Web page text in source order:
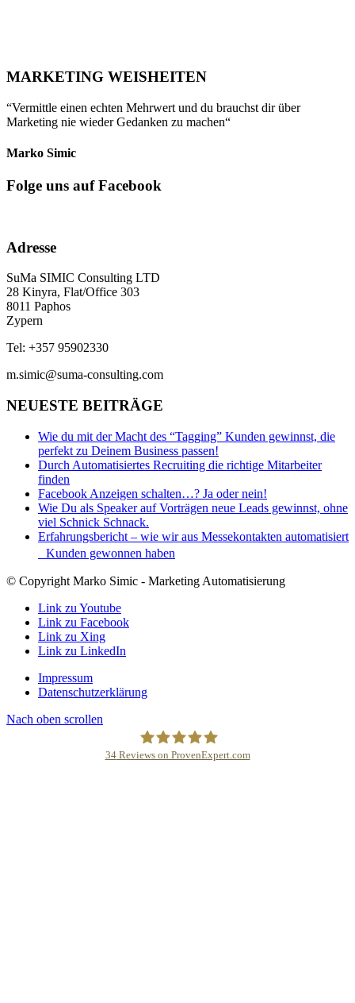
MARKETING WEISHEITEN
“Vermittle einen echten Mehrwert und du brauchst dir über
Marketing nie wieder Gedanken zu machen“
Marko Simic
Folge uns auf Facebook
Adresse
SuMa SIMIC Consulting LTD
28 Kinyra, Flat/Office 303
8011 Paphos
Zypern
Tel: +357 95902330
m.simic@suma-consulting.com
NEUESTE BEITRÄGE
Wie du mit der Macht des “Tagging” Kunden gewinnst, die
perfekt zu Deinem Business passen!
Durch Automatisiertes Recruiting die richtige Mitarbeiter
finden
Facebook Anzeigen schalten…? Ja oder nein!
Wie Du als Speaker auf Vorträgen neue Leads gewinnst, ohne
viel Schnick Schnack.
Erfahrungsbericht – wie wir aus Messekontakten automatisiert
Kunden gewonnen haben
© Copyright Marko Simic - Marketing Automatisierung
Link zu Youtube
Link zu Facebook
Link zu Xing
Link zu LinkedIn
Impressum
Datenschutzerklärung
Nach oben scrollen
34Reviews on ProvenExpert.com